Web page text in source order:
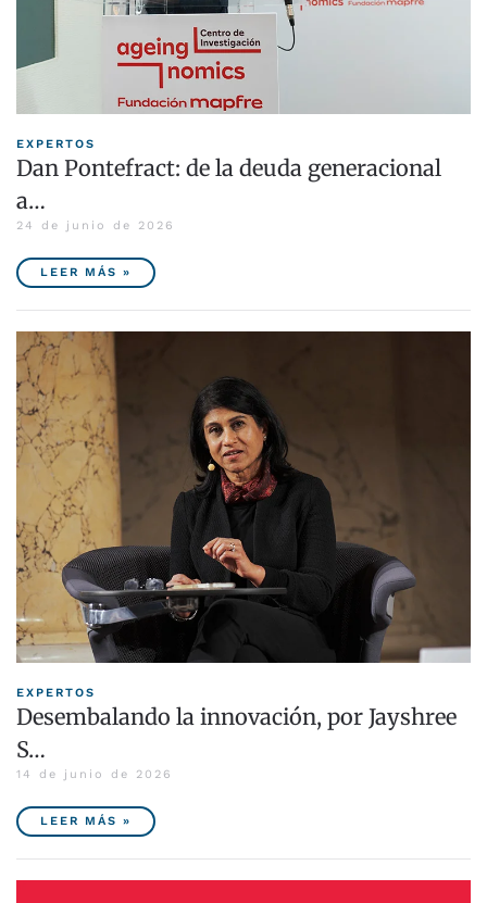
EXPERTOS
Dan Pontefract: de la deuda generacional
a…
24 de junio de 2026
LEER MÁS »
EXPERTOS
Desembalando la innovación, por Jayshree
S…
14 de junio de 2026
LEER MÁS »